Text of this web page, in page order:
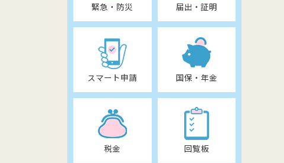
緊急・防災 届出・証明
スマート申請 国保・年金
税金 回覧板